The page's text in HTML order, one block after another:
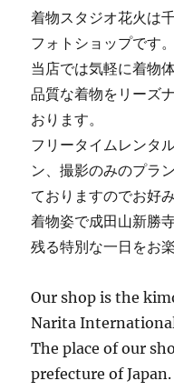
着物スタジオ花火は
フォトショップです。
当店では気軽に着物
品質な着物をリーズ
おります。
フリータイムレンタ
ン、撮影のみのプラ
ておりますのでお好
着物姿で成田山新勝
残る特別な一日をお
Our shop is the
Narita
The place of our
prefecture of Japan.